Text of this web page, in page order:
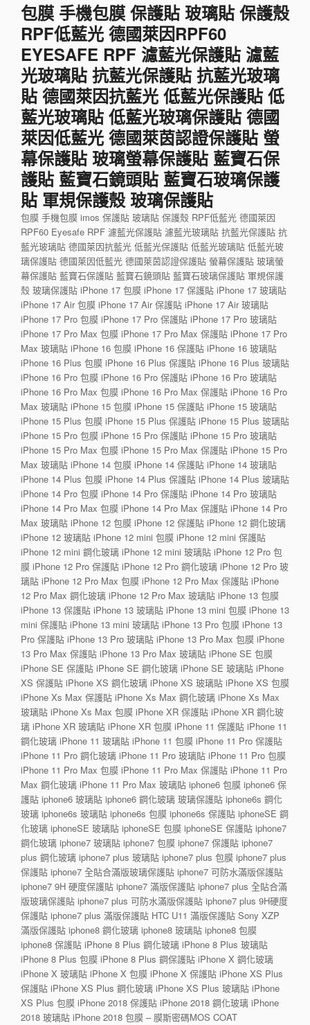
包膜 手機包膜 保護貼 玻璃貼 保護殼
RPF低藍光 德國萊因RPF60
EYESAFE RPF 濾藍光保護貼 濾藍
光玻璃貼 抗藍光保護貼 抗藍光玻璃
貼 德國萊因抗藍光 低藍光保護貼 低
藍光玻璃貼 低藍光玻璃保護貼 德國
萊因低藍光 德國萊茵認證保護貼 螢
幕保護貼 玻璃螢幕保護貼 藍寶石保
護貼 藍寶石鏡頭貼 藍寶石玻璃保護
貼 軍規保護殼 玻璃保護貼
包膜 手機包膜 imos 保護貼 玻璃貼 保護殼 RPF低藍光 德國萊因
RPF60 Eyesafe RPF 濾藍光保護貼 濾藍光玻璃貼 抗藍光保護貼 抗
藍光玻璃貼 德國萊因抗藍光 低藍光保護貼 低藍光玻璃貼 低藍光玻
璃保護貼 德國萊因低藍光 德國萊茵認證保護貼 螢幕保護貼 玻璃螢
幕保護貼 藍寶石保護貼 藍寶石鏡頭貼 藍寶石玻璃保護貼 軍規保護
殼 玻璃保護貼 iPhone 17 包膜 iPhone 17 保護貼 iPhone 17 玻璃貼
iPhone 17 Air 包膜 iPhone 17 Air 保護貼 iPhone 17 Air 玻璃貼
iPhone 17 Pro 包膜 iPhone 17 Pro 保護貼 iPhone 17 Pro 玻璃貼
iPhone 17 Pro Max 包膜 iPhone 17 Pro Max 保護貼 iPhone 17 Pro
Max 玻璃貼 iPhone 16 包膜 iPhone 16 保護貼 iPhone 16 玻璃貼
iPhone 16 Plus 包膜 iPhone 16 Plus 保護貼 iPhone 16 Plus 玻璃貼
iPhone 16 Pro 包膜 iPhone 16 Pro 保護貼 iPhone 16 Pro 玻璃貼
iPhone 16 Pro Max 包膜 iPhone 16 Pro Max 保護貼 iPhone 16 Pro
Max 玻璃貼 iPhone 15 包膜 iPhone 15 保護貼 iPhone 15 玻璃貼
iPhone 15 Plus 包膜 iPhone 15 Plus 保護貼 iPhone 15 Plus 玻璃貼
iPhone 15 Pro 包膜 iPhone 15 Pro 保護貼 iPhone 15 Pro 玻璃貼
iPhone 15 Pro Max 包膜 iPhone 15 Pro Max 保護貼 iPhone 15 Pro
Max 玻璃貼 iPhone 14 包膜 iPhone 14 保護貼 iPhone 14 玻璃貼
iPhone 14 Plus 包膜 iPhone 14 Plus 保護貼 iPhone 14 Plus 玻璃貼
iPhone 14 Pro 包膜 iPhone 14 Pro 保護貼 iPhone 14 Pro 玻璃貼
iPhone 14 Pro Max 包膜 iPhone 14 Pro Max 保護貼 iPhone 14 Pro
Max 玻璃貼 iPhone 12 包膜 iPhone 12 保護貼 iPhone 12 鋼化玻璃
iPhone 12 玻璃貼 iPhone 12 mini 包膜 iPhone 12 mini 保護貼
iPhone 12 mini 鋼化玻璃 iPhone 12 mini 玻璃貼 iPhone 12 Pro 包
膜 iPhone 12 Pro 保護貼 iPhone 12 Pro 鋼化玻璃 iPhone 12 Pro 玻
璃貼 iPhone 12 Pro Max 包膜 iPhone 12 Pro Max 保護貼 iPhone
12 Pro Max 鋼化玻璃 iPhone 12 Pro Max 玻璃貼 iPhone 13 包膜
iPhone 13 保護貼 iPhone 13 玻璃貼 iPhone 13 mini 包膜 iPhone 13
mini 保護貼 iPhone 13 mini 玻璃貼 iPhone 13 Pro 包膜 iPhone 13
Pro 保護貼 iPhone 13 Pro 玻璃貼 iPhone 13 Pro Max 包膜 iPhone
13 Pro Max 保護貼 iPhone 13 Pro Max 玻璃貼 iPhone SE 包膜
iPhone SE 保護貼 iPhone SE 鋼化玻璃 iPhone SE 玻璃貼 iPhone
XS 保護貼 iPhone XS 鋼化玻璃 iPhone XS 玻璃貼 iPhone XS 包膜
iPhone Xs Max 保護貼 iPhone Xs Max 鋼化玻璃 iPhone Xs Max
玻璃貼 iPhone Xs Max 包膜 iPhone XR 保護貼 iPhone XR 鋼化玻
璃 iPhone XR 玻璃貼 iPhone XR 包膜 iPhone 11 保護貼 iPhone 11
鋼化玻璃 iPhone 11 玻璃貼 iPhone 11 包膜 iPhone 11 Pro 保護貼
iPhone 11 Pro 鋼化玻璃 iPhone 11 Pro 玻璃貼 iPhone 11 Pro 包膜
iPhone 11 Pro Max 包膜 iPhone 11 Pro Max 保護貼 iPhone 11 Pro
Max 鋼化玻璃 iPhone 11 Pro Max 玻璃貼 iphone6 包膜 iphone6 保
護貼 iphone6 玻璃貼 iphone6 鋼化玻璃 玻璃保護貼 iphone6s 鋼化
玻璃 iphone6s 玻璃貼 iphone6s 包膜 iphone6s 保護貼 iphoneSE 鋼
化玻璃 iphoneSE 玻璃貼 iphoneSE 包膜 iphoneSE 保護貼 iphone7
鋼化玻璃 iphone7 玻璃貼 iphone7 包膜 iphone7 保護貼 iphone7
plus 鋼化玻璃 iphone7 plus 玻璃貼 iphone7 plus 包膜 iphone7 plus
保護貼 iphone7 全貼合滿版玻璃保護貼 iphone7 可防水滿版保護貼
iphone7 9H 硬度保護貼 iphone7 滿版保護貼 iphone7 plus 全貼合滿
版玻璃保護貼 iphone7 plus 可防水滿版保護貼 iphone7 plus 9H硬度
保護貼 iphone7 plus 滿版保護貼 HTC U11 滿版保護貼 Sony XZP
滿版保護貼 iphone8 鋼化玻璃 iphone8 玻璃貼 iphone8 包膜
iphone8 保護貼 iPhone 8 Plus 鋼化玻璃 iPhone 8 Plus 玻璃貼
iPhone 8 Plus 包膜 iPhone 8 Plus 鋼保護貼 iPhone X 鋼化玻璃
iPhone X 玻璃貼 iPhone X 包膜 iPhone X 保護貼 iPhone XS Plus
保護貼 iPhone XS Plus 鋼化玻璃 iPhone XS Plus 玻璃貼 iPhone
XS Plus 包膜 iPhone 2018 保護貼 iPhone 2018 鋼化玻璃 iPhone
2018 玻璃貼 iPhone 2018 包膜 – 膜斯密碼MOS COAT